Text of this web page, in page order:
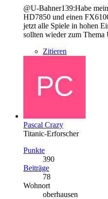
@U-Bahner139:Habe
HD7850 und einen
jetzt alle Spiele in hohen
sollten wieder zum Thema
Zitieren
Pascal Crazy
Titanic-Erforscher
Punkte
390
Beiträge
78
Wohnort
oberhausen